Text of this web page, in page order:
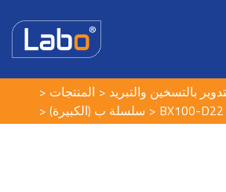
المنتجات
بالتسخين والتبريد
سلسلة ب (الكبيرة)
BX100-D22